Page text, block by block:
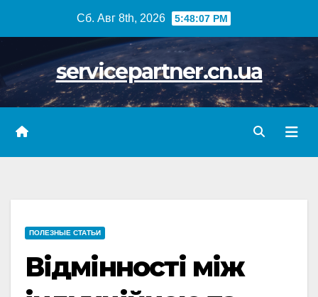
Сб. Авг 8th, 2026 5:48:09 PM
servicepartner.cn.ua
ПОЛЕЗНЫЕ СТАТЬИ
Відмінності між